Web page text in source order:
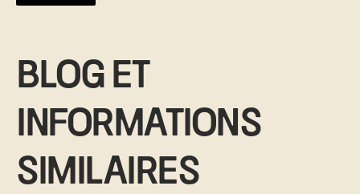
Blog et
informations
similaires